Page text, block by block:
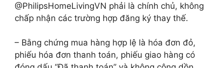
@PhilipsHomeLivingVN phải là chính chủ, không
chấp nhận các trường hợp đăng ký thay thế.
– Bằng chứng mua hàng hợp lệ là hóa đơn đỏ,
phiếu hóa đơn thanh toán, phiếu giao hàng có